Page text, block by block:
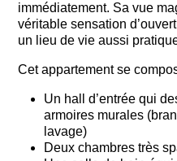
immédiatement. Sa vue
véritable sensation
un lieu de vie aussi
Cet appartement se
Un hall d’entrée qui
armoires murales
lavage)
Deux chambres très